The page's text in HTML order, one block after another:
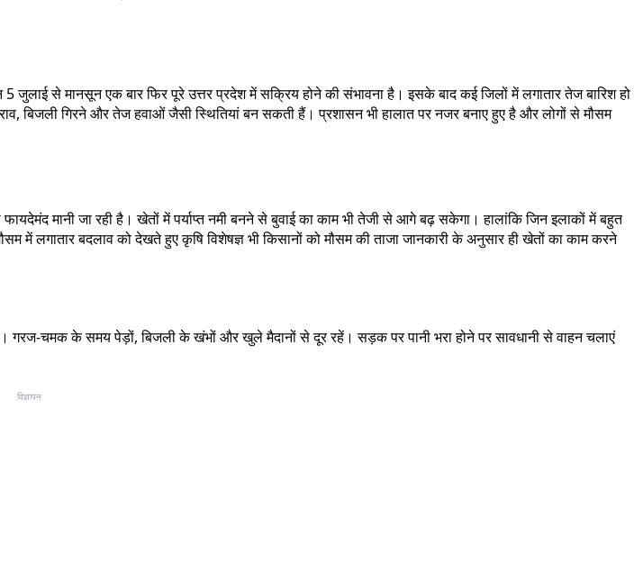
से मानसून एक बार फिर पूरे उत्तर प्रदेश में सक्रिय होने की संभावना है। इसके बाद कई जिलों में लगातार तेज बारिश हो
बिजली गिरने और तेज हवाओं जैसी स्थितियां बन सकती हैं। प्रशासन भी हालात पर नजर बनाए हुए है और लोगों से मौसम
मानी जा रही है। खेतों में पर्याप्त नमी बनने से बुवाई का काम भी तेजी से आगे बढ़ सकेगा। हालांकि जिन इलाकों में बहुत
में लगातार बदलाव को देखते हुए कृषि विशेषज्ञ भी किसानों को मौसम की ताजा जानकारी के अनुसार ही खेतों का काम करने
चमक के समय पेड़ों, बिजली के खंभों और खुले मैदानों से दूर रहें। सड़क पर पानी भरा होने पर सावधानी से वाहन चलाएं
विज्ञापन